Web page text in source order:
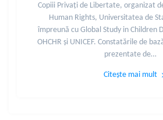
Copiii Privați de Libertate, organizat
Human Rights, Universitatea de
împreună cu Global Study in Children
OHCHR și UNICEF. Constatările de
prezentate de…
Citește mai mult